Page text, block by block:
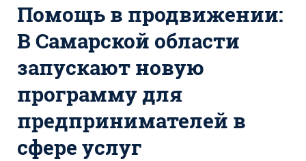
Ремонт Обводного шоссе
Набережная Тольятти
Неделя Тольятти
Помощь в продвижении:
В Самарской области
запускают новую
программу для
предпринимателей в
сфере услуг